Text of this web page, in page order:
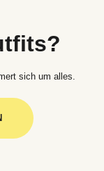
sich um alles.